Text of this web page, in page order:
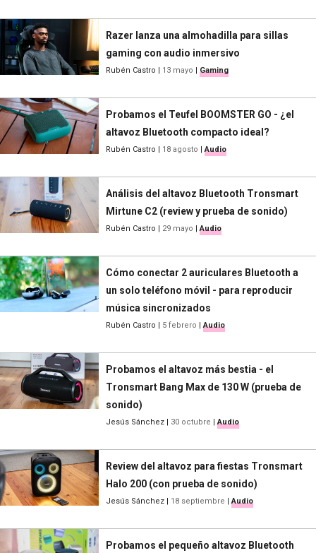
Razer lanza una almohadilla para sillas
gaming con audio inmersivo
Rubén Castro 13 mayo Gaming
Probamos el Teufel BOOMSTER GO - ¿el
altavoz Bluetooth compacto ideal?
Rubén Castro 18 agosto |Audio
Análisis del altavoz Bluetooth Tronsmart
Mirtune C2 (review y prueba de sonido)
Rubén Castro 29 mayo |Audio
Cómo conectar 2 auriculares Bluetooth a
un solo teléfono móvil - para reproducir
música sincronizados
Rubén Castro 5 febrero |Audio
Probamos el altavoz más bestia - el
Tronsmart Bang Max de 130 W (prueba de
sonido)
Jesús Sánchez 30 octubre |Audio
Review del altavoz para fiestas Tronsmart
Halo 200 (con prueba de sonido)
Jesús Sánchez 18 septiembre |Audio
Probamos el pequeño altavoz Bluetooth